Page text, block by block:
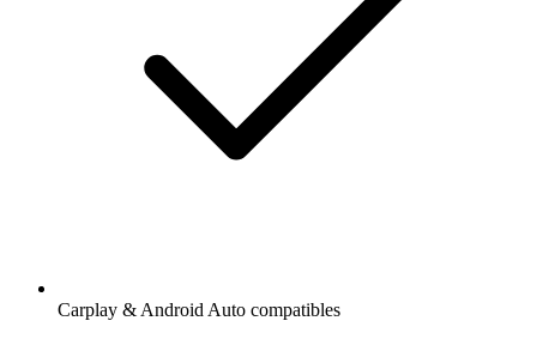
Carplay & Android Auto compatibles